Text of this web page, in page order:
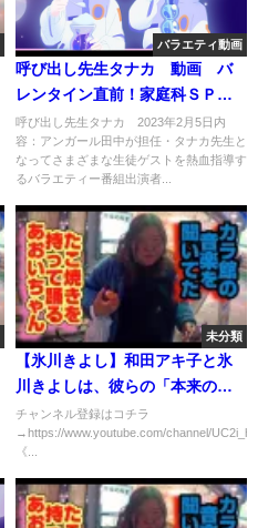
バラエティ動画
呼び出し先生タナカ 動画 バ
レンタイン直前！家庭科ＳＰ 2
月5日
呼び出し先生タナカ 2023年2月5日内
容：アンガール田中が担任・タナカ先生と
なってさまざまな生徒ゲストを熱血指導す
るバラエティー番組出演者...
未分類
【氷川きよし】和田アキ子と氷
川きよしは、彼らの「本来の自
分」の発言を指摘することに同
意し、「期待する」と言いま
ントへの支持を表明した。、休
養前ラストは「紅白大トリ」？
チャンネル登録はコチラ
→https://www.youtube.com/channel/
《...